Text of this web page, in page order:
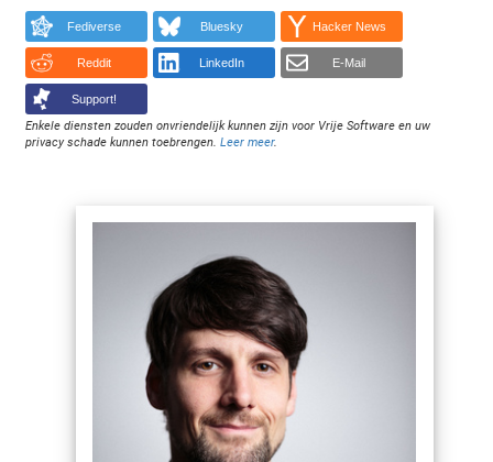
Fediverse Bluesky Hacker News
Reddit LinkedIn E-Mail
Support!
Enkele diensten zouden onvriendelijk kunnen zijn voor Vrije Software en uw
privacy schade kunnen toebrengen.Leer meer.